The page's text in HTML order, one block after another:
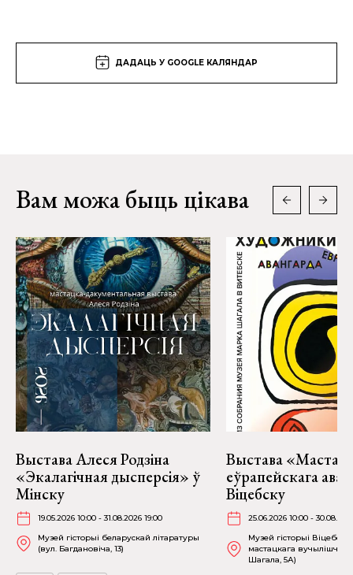
ДАДАЦЬ У GOOGLE КАЛЯНДАР
Вам можа быць цікава
Выстава Алеся Родзіна
«Экалагічная дысперсія» ў
Мінску
19.05.2026 10:00 - 31.08.2026 19:00
Музей гісторыі беларускай літаратуры
(вул. Багдановіча, 13)
Выстава «Мастакі
еўрапейскага
Віцебску
25.06.2026 10:00 -
Музей гісторыі
мастацкага вучылішча
Шагала, 5А)